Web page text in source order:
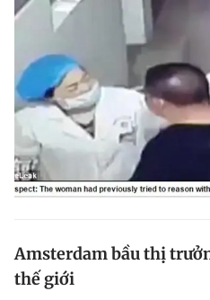
Tin thị trường
Video
Sản phẩm khác
Tiện ích
Amsterdam bầu thị
thế giới